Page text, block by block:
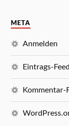
META
Anmelden
Eintrags-Feed
Kommentar-